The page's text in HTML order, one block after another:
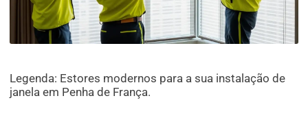
Legenda: Estores modernos para a sua instalação de
janela em Penha de França.